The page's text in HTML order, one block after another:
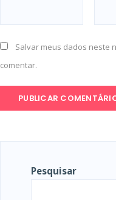
Salvar meus dados neste
comentar.
Pesquisar